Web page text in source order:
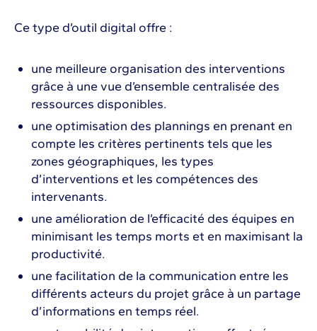
Ce type d’outil digital offre :
une meilleure organisation des interventions
grâce à une vue d’ensemble centralisée des
ressources disponibles.
une optimisation des plannings en prenant en
compte les critères pertinents tels que les
zones géographiques, les types
d’interventions et les compétences des
intervenants.
une amélioration de l’efficacité des équipes en
minimisant les temps morts et en maximisant la
productivité.
une facilitation de la communication entre les
différents acteurs du projet grâce à un partage
d’informations en temps réel.